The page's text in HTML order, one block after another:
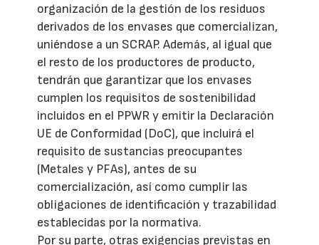
organización de la gestión de los residuos
derivados de los envases que comercializan,
uniéndose a un SCRAP. Además, al igual que
el resto de los productores de producto,
tendrán que garantizar que los envases
cumplen los requisitos de sostenibilidad
incluidos en el PPWR y emitir la Declaración
UE de Conformidad (DoC), que incluirá el
requisito de sustancias preocupantes
(Metales y PFAs), antes de su
comercialización, así como cumplir las
obligaciones de identificación y trazabilidad
establecidas por la normativa.
Por su parte, otras exigencias previstas en